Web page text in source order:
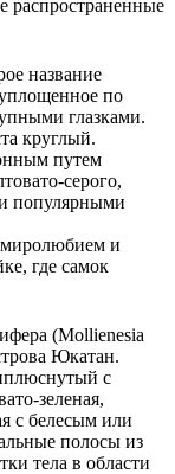
распространенные
название
по
глазками.
круглый.
путем
серого,
популярными
миролюбием и
где самок
(Mollienesia
Юкатан.
с
зеленая,
с белесым или
полосы из
тела в области